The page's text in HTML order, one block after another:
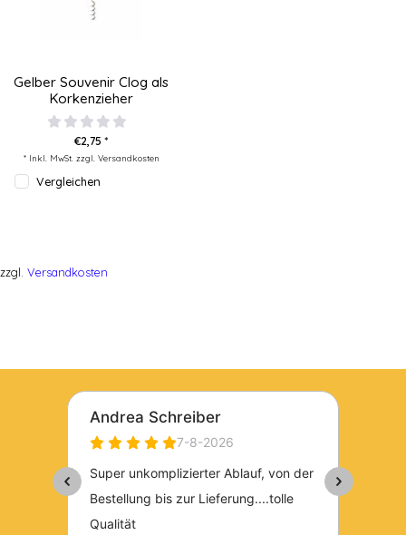
Gelber Souvenir Clog als
Korkenzieher
€2,75 *
* Inkl. MwSt. zzgl. Versandkosten
Vergleichen
zzgl. Versandkosten